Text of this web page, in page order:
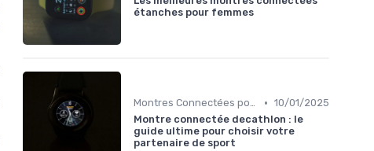
étanches pour femmes
Montres Connectées pour le Sport • 10/01/2025
Montre connectée decathlon : le
guide ultime pour choisir votre
partenaire de sport